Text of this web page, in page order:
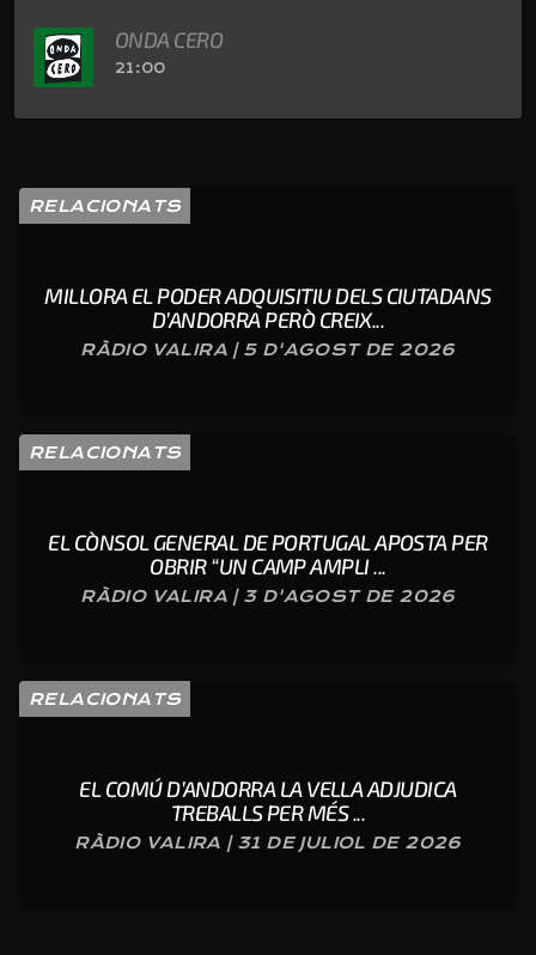
ONDA CERO
21:00
RELACIONATS
MILLORA EL PODER ADQUISITIU DELS CIUTADANS
D’ANDORRA PERÒ CREIX...
RÀDIO VALIRA | 5 D'AGOST DE 2026
RELACIONATS
EL CÒNSOL GENERAL DE PORTUGAL APOSTA PER
OBRIR “UN CAMP AMPLI ...
RÀDIO VALIRA | 3 D'AGOST DE 2026
RELACIONATS
EL COMÚ D’ANDORRA LA VELLA ADJUDICA
TREBALLS PER MÉS ...
RÀDIO VALIRA | 31 DE JULIOL DE 2026